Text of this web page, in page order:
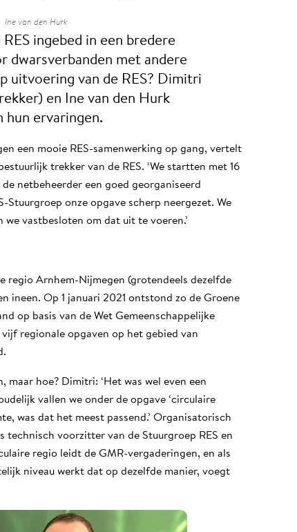
Ine van den Hurk
ingebed in een bredere
dwarsverbanden met andere
uitvoering van de RES? Dimitri
en Ine van den Hurk
hun ervaringen.
een mooie RES-samenwerking op gang, vertelt
trekker van de RES. ‘We startten met 16
netbeheerder een goed georganiseerd
Stuurgroep onze opgave scherp neergezet. We
vastbesloten om dat uit te voeren.’
regio Arnhem-Nijmegen (grotendeels dezelfde
ineen. Op 1 januari 2021 ontstond zo de Groene
op basis van de Wet Gemeenschappelijke
regionale opgaven op het gebied van
maar hoe? Dimitri: ‘Het was wel even een
vallen we onder de opgave ‘circulaire
was dat het meest passend.’ Organisatorisch
technisch voorzitter van de Stuurgroep RES en
regio leidt de GMR-vergaderingen, en als
niveau werkt dat op dezelfde manier, voegt